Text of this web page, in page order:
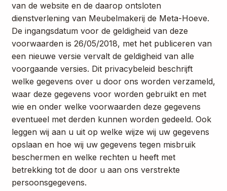
van de website en de daarop ontsloten
dienstverlening van Meubelmakerij de Meta-Hoeve.
De ingangsdatum voor de geldigheid van deze
voorwaarden is 26/05/2018, met het publiceren van
een nieuwe versie vervalt de geldigheid van alle
voorgaande versies. Dit privacybeleid beschrijft
welke gegevens over u door ons worden verzameld,
waar deze gegevens voor worden gebruikt en met
wie en onder welke voorwaarden deze gegevens
eventueel met derden kunnen worden gedeeld. Ook
leggen wij aan u uit op welke wijze wij uw gegevens
opslaan en hoe wij uw gegevens tegen misbruik
beschermen en welke rechten u heeft met
betrekking tot de door u aan ons verstrekte
persoonsgegevens.